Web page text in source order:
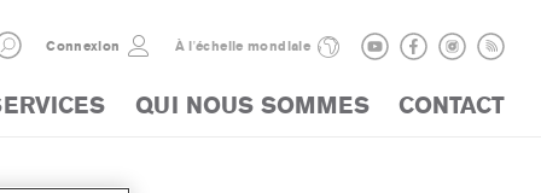
Connexion À l'échelle mondiale
QUI NOUS SOMMES CONTACT